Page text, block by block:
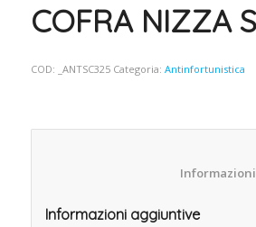
COFRA NIZZA
COD: _ANTSC325 Categoria: Antinfortunistica
Informazioni aggiuntive